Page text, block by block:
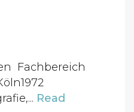
Fachbereich
Read